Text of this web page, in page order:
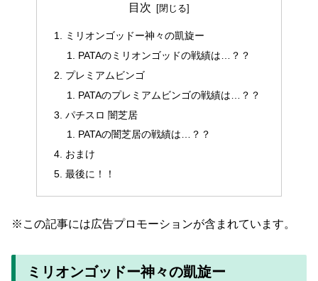
目次
ミリオンゴッドー神々の凱旋ー
PATAのミリオンゴッドの戦績は…？？
プレミアムビンゴ
PATAのプレミアムビンゴの戦績は…？？
パチスロ 闇芝居
PATAの闇芝居の戦績は…？？
おまけ
最後に！！
※この記事には広告プロモーションが含まれています。
ミリオンゴッドー神々の凱旋ー